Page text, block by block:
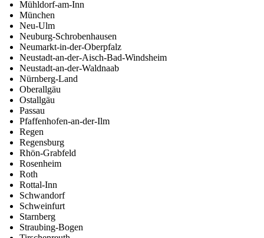
Mühldorf-am-Inn
München
Neu-Ulm
Neuburg-Schrobenhausen
Neumarkt-in-der-Oberpfalz
Neustadt-an-der-Aisch-Bad-Windsheim
Neustadt-an-der-Waldnaab
Nürnberg-Land
Oberallgäu
Ostallgäu
Passau
Pfaffenhofen-an-der-Ilm
Regen
Regensburg
Rhön-Grabfeld
Rosenheim
Roth
Rottal-Inn
Schwandorf
Schweinfurt
Starnberg
Straubing-Bogen